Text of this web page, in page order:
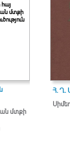
մտքի
մտքի
Հ. Ղ.